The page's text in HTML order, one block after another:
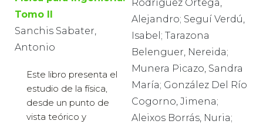
Tomo II
Sanchis Sabater,
Antonio
Este libro presenta el
estudio de la física,
desde un punto de
vista teórico y
Rodríguez Ortega,
Alejandro; Seguí Verdú,
Isabel; Tarazona
Belenguer, Nereida;
Munera Picazo, Sandra
María; González Del Río
Cogorno, Jimena;
Aleixos Borrás, Nuria;